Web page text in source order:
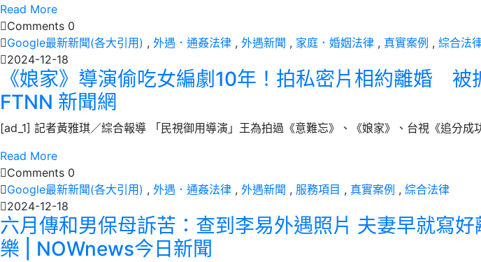
Read More
Comments 0
Google最新新聞(各大引用) , 外遇．通姦法律 , 外遇新聞 , 家庭．婚姻法律 , 真實案例 , 綜合法
2024-12-18
《娘家》導演偷吃女編劇10年！拍私密片相約離婚 被
FTNN 新聞網
[ad_1] 記者黃雅琪／綜合報導 「民視御用導演」王為拍過《意難忘》、《娘家》、台視《追分
Read More
Comments 0
Google最新新聞(各大引用) , 外遇．通姦法律 , 外遇新聞 , 服務項目 , 真實案例 , 綜合法律
2024-12-18
六月傳和男保母訴苦：查到李易外遇照片 夫妻早就寫
樂 | NOWnews今日新聞